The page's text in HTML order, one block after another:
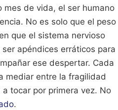
mes de vida, el ser humano
No es solo que el peso
que el sistema nervioso
apéndices erráticos para
ese despertar. Cada
mediar entre la fragilidad
tocar por primera vez. No
.